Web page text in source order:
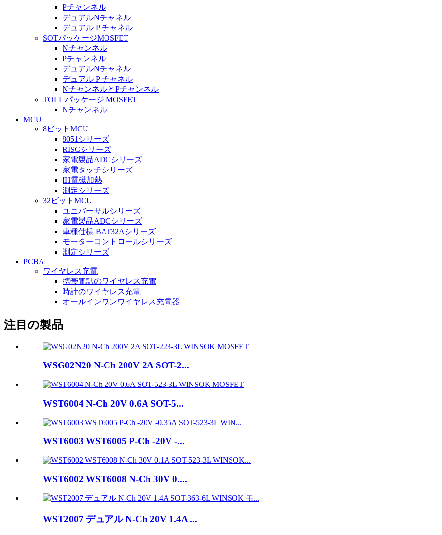
Pチャンネル
デュアルNチャネル
デュアル P チャネル
SOTパッケージMOSFET
Nチャンネル
Pチャンネル
デュアルNチャネル
デュアル P チャネル
NチャンネルとPチャンネル
TOLL パッケージ MOSFET
Nチャンネル
MCU
8ビットMCU
8051シリーズ
RISCシリーズ
家電製品ADCシリーズ
家電タッチシリーズ
IH電磁加熱
測定シリーズ
32ビットMCU
ユニバーサルシリーズ
家電製品ADCシリーズ
車種仕様 BAT32Aシリーズ
モーターコントロールシリーズ
測定シリーズ
PCBA
ワイヤレス充電
携帯電話のワイヤレス充電
時計のワイヤレス充電
オールインワンワイヤレス充電器
注目の製品
WSG02N20 N-Ch 200V 2A SOT-2...
WST6004 N-Ch 20V 0.6A SOT-5...
WST6003 WST6005 P-Ch -20V -...
WST6002 WST6008 N-Ch 30V 0....
WST2007 デュアル N-Ch 20V 1.4A ...